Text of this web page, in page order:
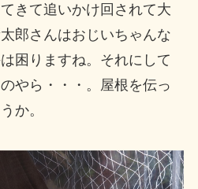
きて追いかけ回されて大
郎さんはおじいちゃんな
困りますね。それにして
やら・・・。屋根を伝っ
か。